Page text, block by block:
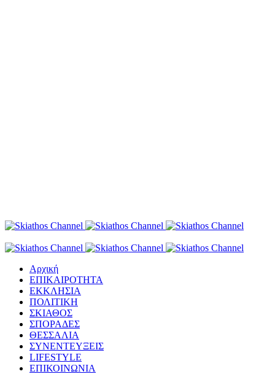
Αρχική
ΕΠΙΚΑΙΡΟΤΗΤΑ
ΕΚΚΛΗΣΙΑ
ΠΟΛΙΤΙΚΗ
ΣΚΙΑΘΟΣ
ΣΠΟΡΑΔΕΣ
ΘΕΣΣΑΛΙΑ
ΣΥΝΕΝΤΕΥΞΕΙΣ
LIFESTYLE
ΕΠΙΚΟΙΝΩΝΙΑ